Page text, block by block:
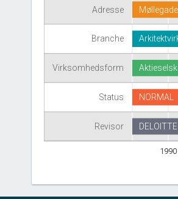
Adresse
Branche
Virksomhedsform
Status
Revisor
1990
NORMAL